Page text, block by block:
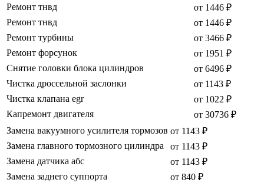
Ремонт тнвд
от 1446 ₽
Ремонт тнвд
от 1446 ₽
Ремонт турбины
от 3466 ₽
Ремонт форсунок
от 1951 ₽
Снятие головки блока цилиндров
от 6496 ₽
Чистка дроссельной заслонки
от 1143 ₽
Чистка клапана egr
от 1022 ₽
Капремонт двигателя
от 30736 ₽
Замена вакуумного усилителя тормозов от 1143 ₽
Замена главного тормозного цилиндра
от 1143 ₽
Замена датчика абс
от 1143 ₽
Замена заднего суппорта
от 840 ₽